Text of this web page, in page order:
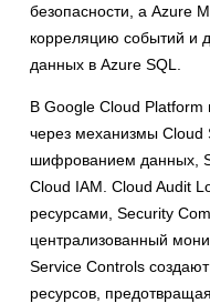
безопасности, а Azure
корреляцию событий и
данных в Azure SQL.
В Google Cloud Platform
через механизмы Cloud
шифрованием данных,
Cloud IAM. Cloud Audit
ресурсами, Security
централизованный
Service Controls
ресурсов,